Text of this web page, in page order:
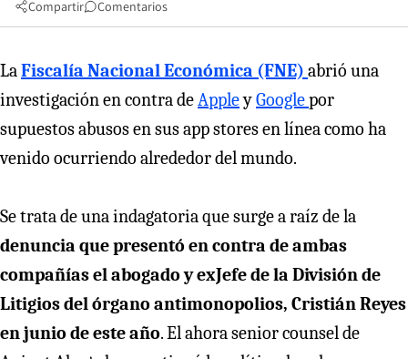
Compartir Comentarios
LaFiscalía Nacional Económica (FNE) abrió una
investigación en contra deAppleyGooglepor
supuestos abusos en sus app stores en línea como ha
venido ocurriendo alrededor del mundo.
Se trata de una indagatoria que surge a raíz de la
denuncia que presentó en contra de ambas
compañías el abogado y exJefe de la División de
Litigios del órgano antimonopolios, Cristián Reyes
en junio de este año. El ahora senior counsel de